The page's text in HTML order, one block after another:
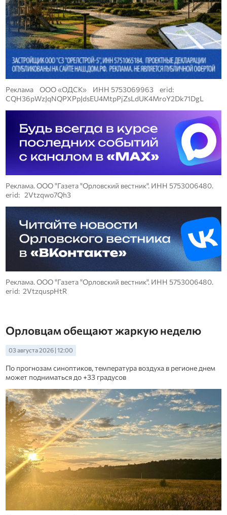
Реклама ООО «ОДСК» ИНН 5753069963 erid:
CQH36pWzJqNQPXPpJdsEU4MtpPjZsLdUK4MroY2Dk71DgL
Реклама. ООО "Газета "Орловский вестник". ИНН 5753006480.
erid: 2Vtzqwo7Qh3
Реклама. ООО "Газета "Орловский вестник". ИНН 5753006480.
erid: 2VtzquspHtR
Орловцам обещают жаркую неделю
03 августа 2026 | 12:00
По прогнозам синоптиков, температура воздуха в регионе днем
может подниматься до +33 градусов